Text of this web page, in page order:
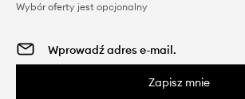
Wybór oferty jest opcjonalny
Zapisz mnie